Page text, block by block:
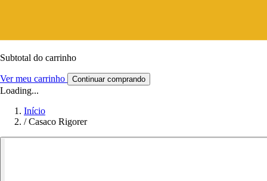
Subtotal do carrinho
Ver meu carrinho Continuar comprando
Loading...
Início
/ Casaco Rigorer